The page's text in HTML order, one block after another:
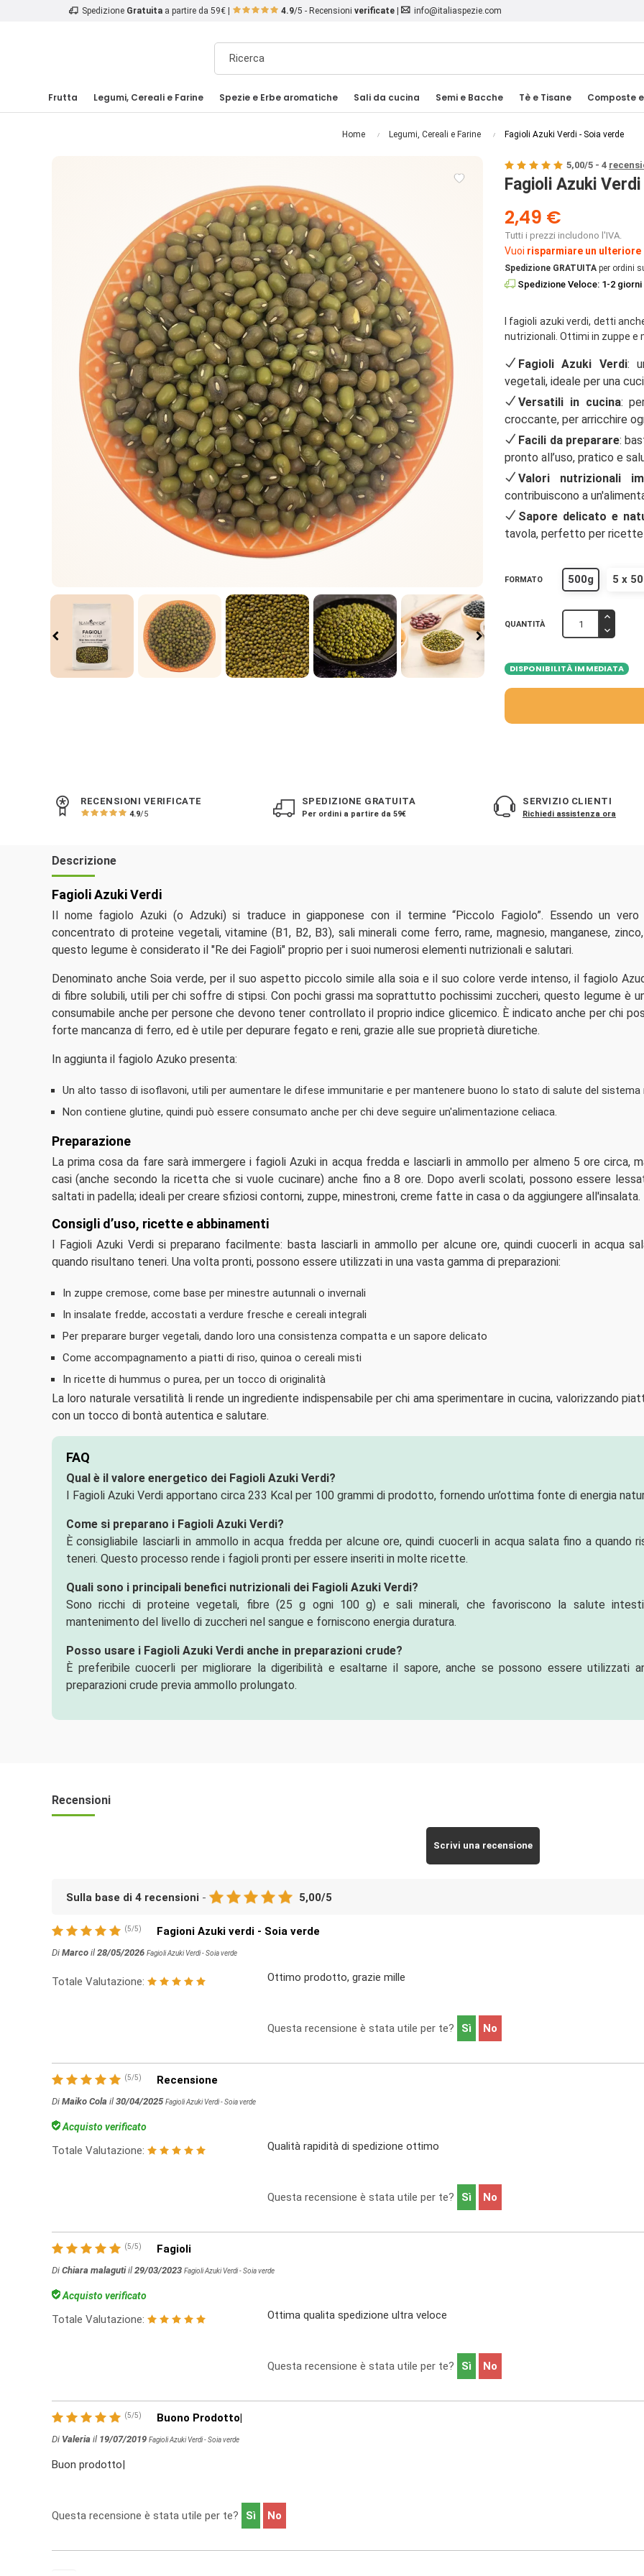
Spedizione Gratuita a partire da 59€ | 4.9/5 - Recensioni verificate info@italiaspezie.com
Frutta Legumi, Cereali e Farine Spezie e Erbe aromatiche Sali da cucina Semi e Bacche Tè e Tisane Composte
Home Legumi, Cereali e Farine Fagioli Azuki Verdi - Soia verde

5,00/5 - 4
Fagioli Azuki
2,49 €
Tutti i prezzi includono l'IVA.
Vuoi risparmiare un ulteriore
Spedizione GRATUITA per ordini
Spedizione Veloce: 1-2
I fagioli azuki verdi, detti
nutrizionali. Ottimi in zuppe e
Fagioli Azuki Verdi:
vegetali, ideale per una
Versatili in cucina:
croccante, per arricchire
Facili da preparare:
pronto all’uso, pratico e
Valori nutrizionali
contribuiscono a
Sapore delicato e
tavola, perfetto per ricette
FORMATO 500g 5 x
QUANTITÀ
DISPONIBILITÀ IMMEDIATA
RECENSIONI VERIFICATE
4.9/5
SPEDIZIONE GRATUITA
Per ordini a partire da 59€
SERVIZIO CLIENTI
Richiedi assistenza ora
Descrizione
Fagioli Azuki Verdi
Il nome fagiolo Azuki (o Adzuki) si traduce in giapponese con il termine “Piccolo Fagiolo”. Essendo un vero
concentrato di proteine vegetali, vitamine (B1, B2, B3), sali minerali come ferro, rame, magnesio, manganese,
questo legume è considerato il "Re dei Fagioli" proprio per i suoi numerosi elementi nutrizionali e salutari.
Denominato anche Soia verde, per il suo aspetto piccolo simile alla soia e il suo colore verde intenso, il fagiolo
di fibre solubili, utili per chi soffre di stipsi. Con pochi grassi ma soprattutto pochissimi zuccheri, questo legume è
consumabile anche per persone che devono tener controllato il proprio indice glicemico. È indicato anche per chi
forte mancanza di ferro, ed è utile per depurare fegato e reni, grazie alle sue proprietà diuretiche.
In aggiunta il fagiolo Azuko presenta:
Un alto tasso di isoflavoni, utili per aumentare le difese immunitarie e per mantenere buono lo stato di salute del sistema
Non contiene glutine, quindi può essere consumato anche per chi deve seguire un'alimentazione celiaca.
Preparazione
La prima cosa da fare sarà immergere i fagioli Azuki in acqua fredda e lasciarli in ammollo per almeno 5 ore circa,
casi (anche secondo la ricetta che si vuole cucinare) anche fino a 8 ore. Dopo averli scolati, possono essere
saltati in padella; ideali per creare sfiziosi contorni, zuppe, minestroni, creme fatte in casa o da aggiungere all'insalata.
Consigli d’uso, ricette e abbinamenti
I Fagioli Azuki Verdi si preparano facilmente: basta lasciarli in ammollo per alcune ore, quindi cuocerli in acqua
quando risultano teneri. Una volta pronti, possono essere utilizzati in una vasta gamma di preparazioni:
In zuppe cremose, come base per minestre autunnali o invernali
In insalate fredde, accostati a verdure fresche e cereali integrali
Per preparare burger vegetali, dando loro una consistenza compatta e un sapore delicato
Come accompagnamento a piatti di riso, quinoa o cereali misti
In ricette di hummus o purea, per un tocco di originalità
La loro naturale versatilità li rende un ingrediente indispensabile per chi ama sperimentare in cucina, valorizzando
con un tocco di bontà autentica e salutare.
FAQ
Qual è il valore energetico dei Fagioli Azuki Verdi?
I Fagioli Azuki Verdi apportano circa 233 Kcal per 100 grammi di prodotto, fornendo un’ottima fonte di energia
Come si preparano i Fagioli Azuki Verdi?
È consigliabile lasciarli in ammollo in acqua fredda per alcune ore, quindi cuocerli in acqua salata fino a quando
teneri. Questo processo rende i fagioli pronti per essere inseriti in molte ricette.
Quali sono i principali benefici nutrizionali dei Fagioli Azuki Verdi?
Sono ricchi di proteine vegetali, fibre (25 g ogni 100 g) e sali minerali, che favoriscono la salute
mantenimento del livello di zuccheri nel sangue e forniscono energia duratura.
Posso usare i Fagioli Azuki Verdi anche in preparazioni crude?
È preferibile cuocerli per migliorare la digeribilità e esaltarne il sapore, anche se possono essere utilizzati
preparazioni crude previa ammollo prolungato.
Recensioni
Scrivi una recensione
Sulla base di 4 recensioni - 5,00/5
(5/5) Fagioni Azuki verdi - Soia verde
Di Marco il 28/05/2026 Fagioli Azuki Verdi - Soia verde
Totale Valutazione:
Ottimo prodotto, grazie mille
Questa recensione è stata utile per te? Sì No
(5/5) Recensione
Di Maiko Cola il 30/04/2025 Fagioli Azuki Verdi - Soia verde
Acquisto verificato
Totale Valutazione: Qualità rapidità di spedizione ottimo
Questa recensione è stata utile per te? Sì No
(5/5) Fagioli
Di Chiara malagutiil 29/03/2023 Fagioli Azuki Verdi - Soia verde
Acquisto verificato
Totale Valutazione: Ottima qualita spedizione ultra veloce
Questa recensione è stata utile per te? Sì No
(5/5) Buono Prodotto|
Di Valeria il 19/07/2019 Fagioli Azuki Verdi - Soia verde
Buon prodotto|
Questa recensione è stata utile per te? Sì No